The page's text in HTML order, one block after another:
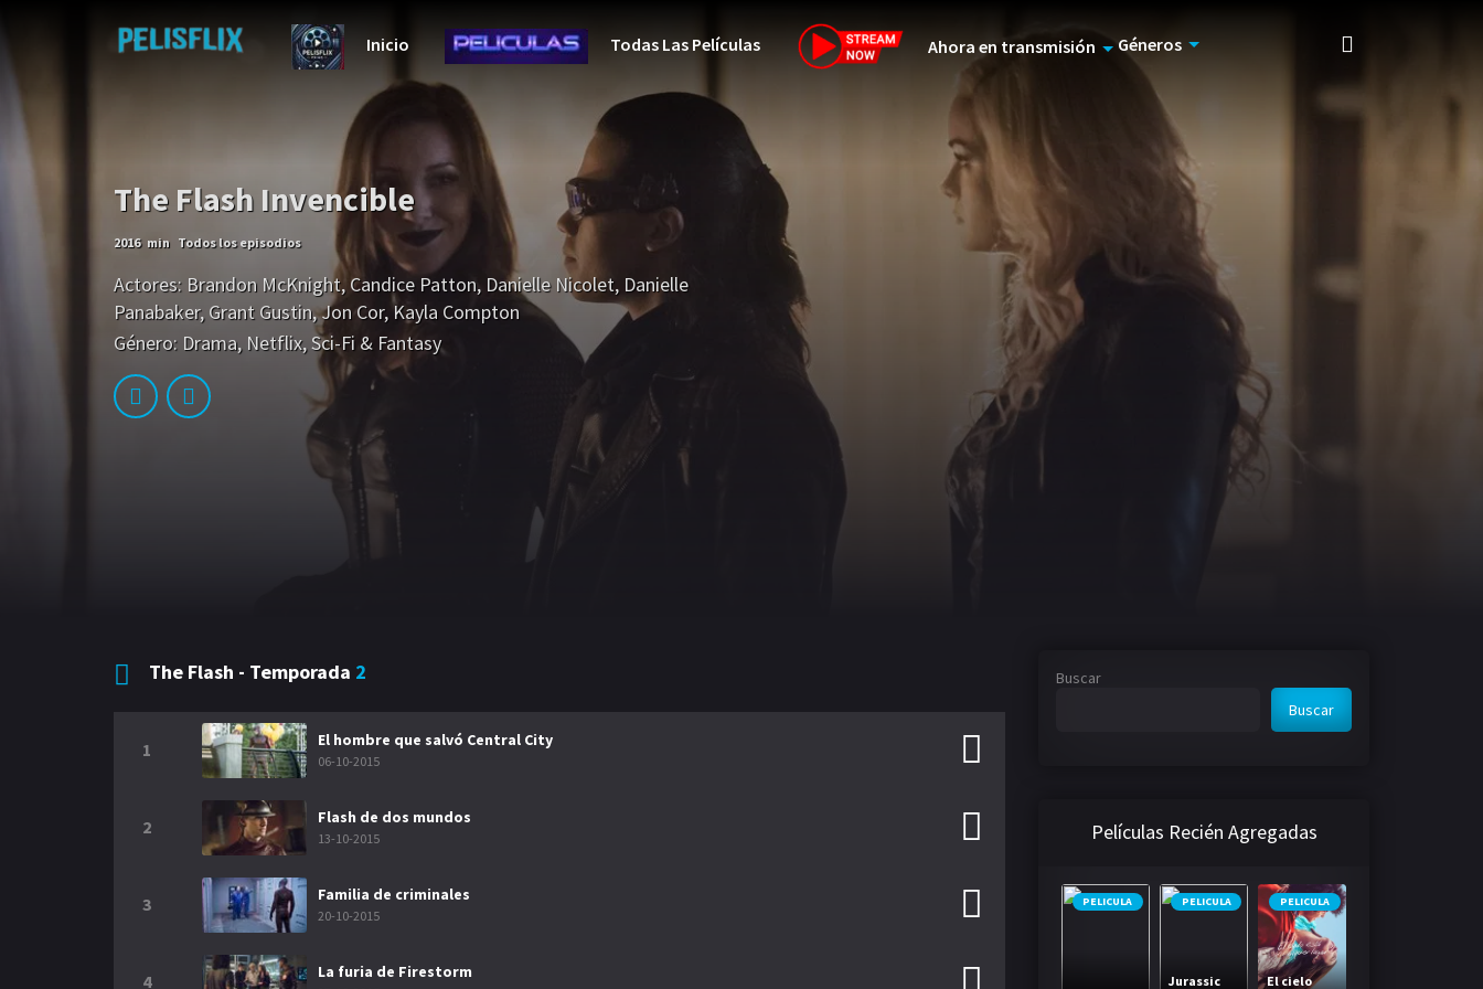
Inicio Todas Las Películas Ahora en transmisión
Amazon
Disney
Vix+Original
Marvel
Géneros
The Flash Invencible
2016 min Todos los episodios
Actores: Brandon McKnight,Candice Patton, Danielle Nicolet, Danielle
Panabaker,Grant Gustin,Jon Cor,Kayla Compton
Género: Drama, Netflix,Sci-Fi & Fantasy
The Flash - Temporada 2
1 El hombre que salvó Central City
06-10-2015
2 Flash de dos mundos
13-10-2015
3 Familia de criminales
20-10-2015
4 La furia de Firestorm
Buscar
Buscar
Películas Recién Agregadas
PELICULA PELICULA
Jurassic
PELICULA
El cielo